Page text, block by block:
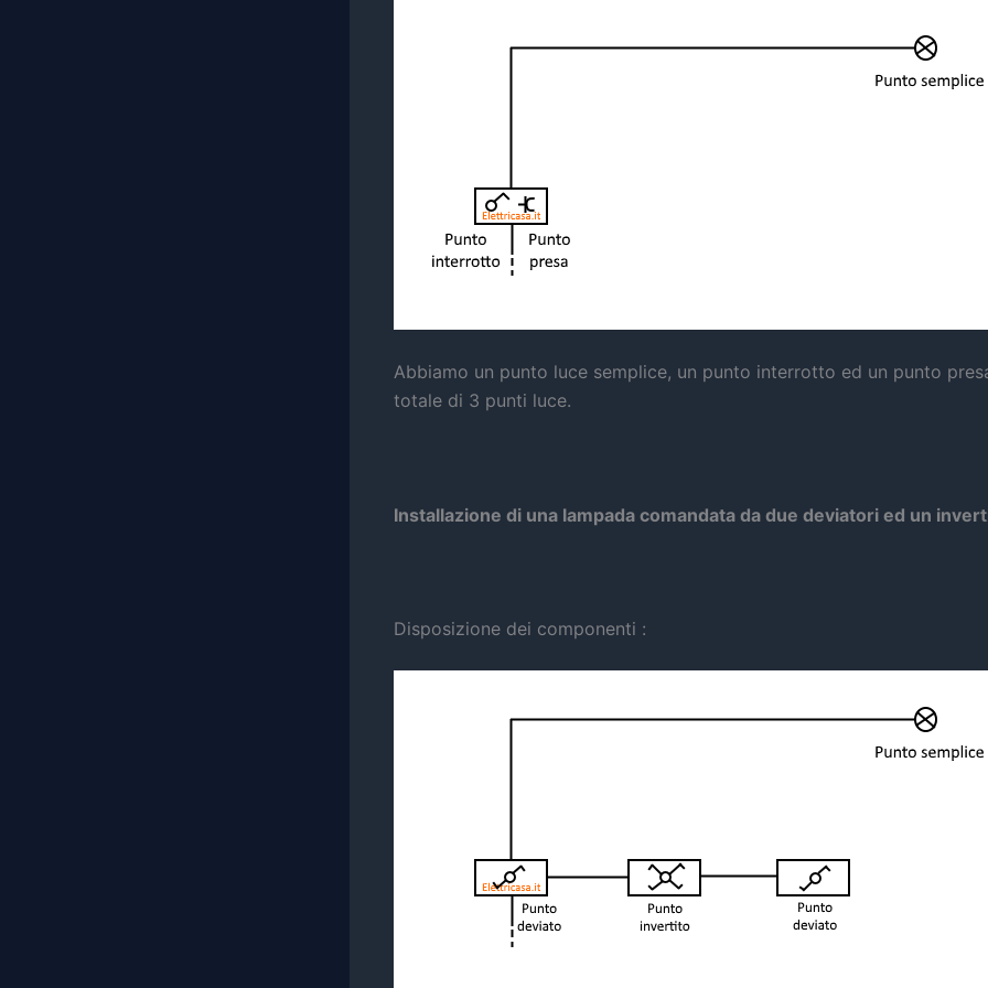
Abbiamo un punto luce semplice, un punto interrotto ed un punto
totale di 3 punti luce.
Installazione di una lampada comandata da due deviatori ed un
Disposizione dei componenti :